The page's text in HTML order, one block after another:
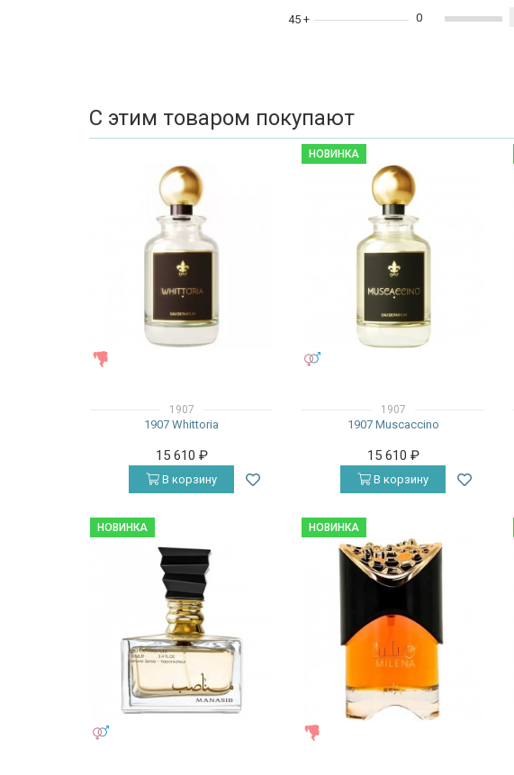
45 +
0
С этим товаром покупают
1907
1907 Whittoria
15 610 ₽
В корзину
НОВИНКА
1907
1907 Muscaccino
15 610 ₽
В корзину
НОВИНКА НОВИНКА